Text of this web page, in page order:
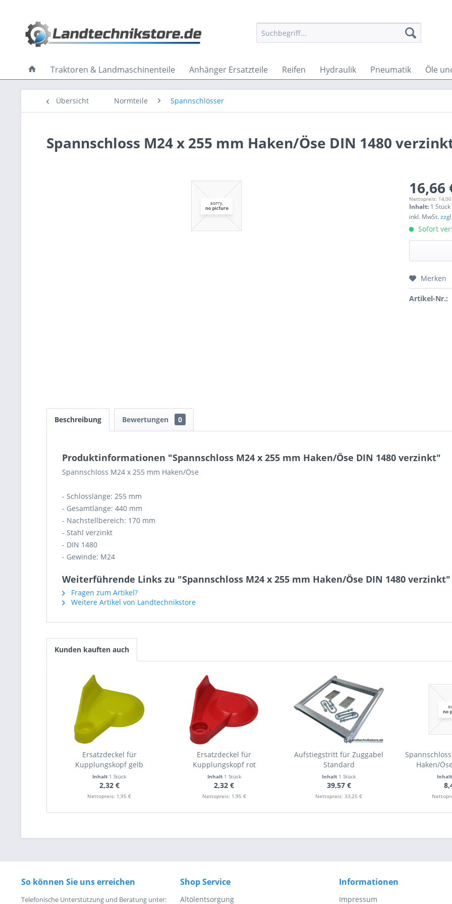
Traktoren & Landmaschinenteile Anhänger Ersatzteile Reifen Hydraulik Pneumatik Öle
Übersicht Normteile Spannschlösser
Spannschloss M24 x 255 mm Haken/Öse DIN 1480
16,66
Nettopreis:
Inhalt: 1 Stück
inkl. MwSt.
Sofort
Preis
Mit *
Merken
Artikel-Nr.:
Beschreibung Bewertungen 0
Produktinformationen "Spannschloss M24 x 255 mm Haken/Öse DIN 1480 verzinkt"
Spannschloss M24 x 255 mm Haken/Öse
- Schlosslänge: 255 mm
- Gesamtlänge: 440 mm
- Nachstellbereich: 170 mm
- Stahl verzinkt
- DIN 1480
- Gewinde: M24
Weiterführende Links zu "Spannschloss M24 x 255 mm Haken/Öse DIN 1480 verzinkt"
Fragen zum Artikel?
Weitere Artikel von Landtechnikstore
Kunden kauften auch
Ersatzdeckel für
Kupplungskopf gelb
Inhalt 1 Stück
2,32 €
Nettopreis: 1,95 €
Ersatzdeckel für
Kupplungskopf rot
Inhalt 1 Stück
2,32 €
Nettopreis: 1,95 €
Aufstiegstritt für Zuggabel
Standard
Inhalt 1 Stück
39,57 €
Nettopreis: 33,25 €
Haken/
Inhalt
So können Sie uns erreichen
Telefonische Unterstützung und Beratung unter:
Shop Service
Altölentsorgung
Informationen
Impressum